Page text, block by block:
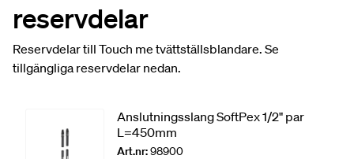
reservdelar
Reservdelar till Touch me tvättställsblandare. Se
tillgängliga reservdelar nedan.
Anslutningsslang SoftPex 1/2" par
L=450mm
Art.nr:98900